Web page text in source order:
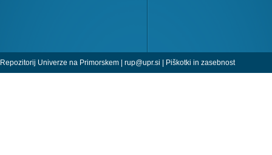
Repozitorij Univerze na Primorskem | rup@upr.si | Piškotki in zasebnost